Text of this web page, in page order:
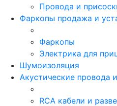
Провода и
Фаркопы продажа и
Фаркопы
Электрика для
Шумоизоляция
Акустические провода
RCA кабели и